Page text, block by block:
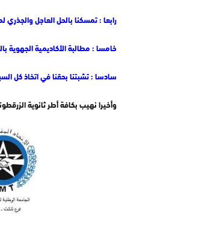
رابعا : تمسكنا بالحل العاجل
خامسا : مطالبة الأكاديمية الجهوية
سادسا : تشبتنا بحقنا في اتخاذ كل
وأخيرا نهيب بكافة أطر ثانوية